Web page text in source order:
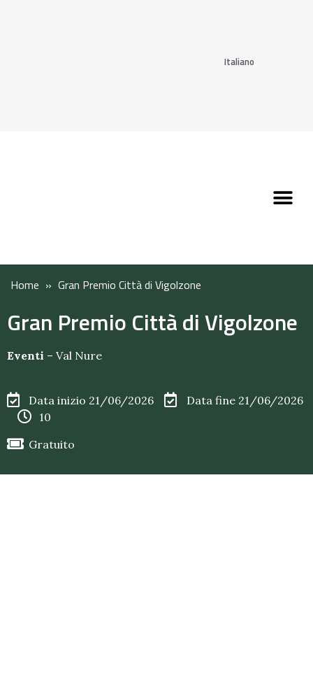
Italiano
Home » Gran Premio Città di Vigolzone
Gran Premio Città di Vigolzone
Eventi – Val Nure
Data inizio 21/06/2026
Data fine 21/06/2026
10
Gratuito